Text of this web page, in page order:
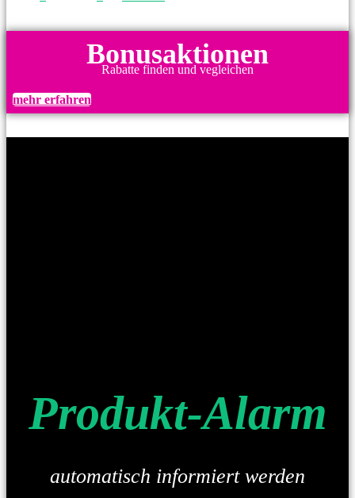
Bonusaktionen
Rabatte finden und vegleichen
mehr erfahren
Produkt-Alarm
automatisch informiert werden